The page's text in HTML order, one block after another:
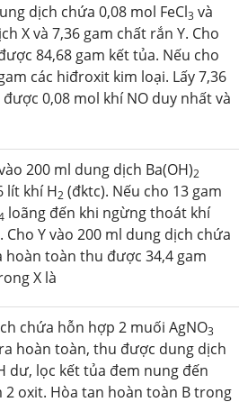
dịch chứa 0,08 mol FeCl3 và
X và 7,36 gam chất rắn Y. Cho
84,68 gam kết tủa. Nếu cho
các hiđroxit kim loại. Lấy 7,36
0,08 mol khí NO duy nhất và
200 ml dung dịch Ba(OH)2
lít khí H2 (đktc). Nếu cho 13 gam
loãng đến khi ngừng thoát khí
Y vào 200 ml dung dịch chứa
hoàn toàn thu được 34,4 gam
X là
chứa hỗn hợp 2 muối AgNO3
hoàn toàn, thu được dung dịch
dư, lọc kết tủa đem nung đến
oxit. Hòa tan hoàn toàn B trong